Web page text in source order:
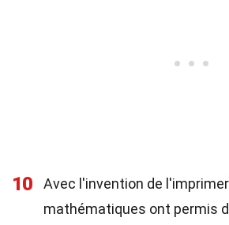
10
Avec l'invention de
mathématiques ont permis